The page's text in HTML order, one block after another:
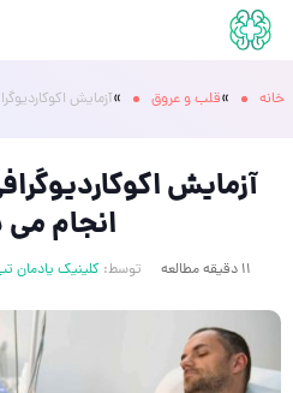
خانه »قلب و عروق »آزمایش
آزمایش
انجام
11 دقیقه مطالعه توسط:کلینیک یادمان